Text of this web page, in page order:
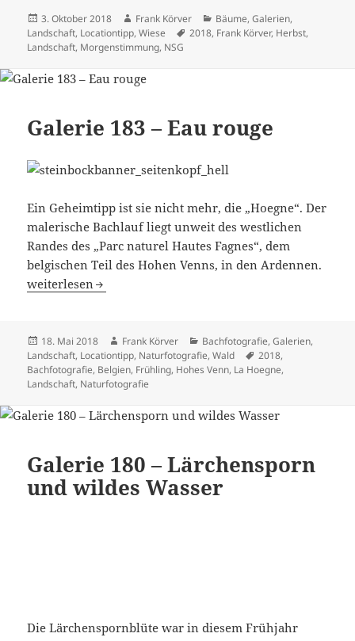
Veröffentlicht
am
3. Oktober 2018 Autor
Frank Körver Kategorien
Bäume,Galerien,
Landschaft, Locationtipp,Wiese Schlagwörter
2018, Frank Körver, Herbst,
Landschaft, Morgenstimmung, NSG
Galerie 183 – Eau rouge
Ein Geheimtipp ist sie nicht mehr, die „Hoegne“. Der
malerische Bachlauf liegt unweit des westlichen
Randes des „Parc naturel Hautes Fagnes“, dem
belgischen Teil des Hohen Venns, in den Ardennen.
Galerie 183 – Eau rouge
weiterlesen
Veröffentlicht
am
18. Mai 2018 Autor
Frank Körver Kategorien
Bachfotografie,Galerien,
Landschaft, Locationtipp, Naturfotografie,Wald Schlagwörter
2018,
Bachfotografie, Belgien, Frühling, Hohes Venn, La Hoegne,
Landschaft, Naturfotografie
Galerie 180 – Lärchensporn
und wildes Wasser
Die Lärchenspornblüte war in diesem Frühjahr